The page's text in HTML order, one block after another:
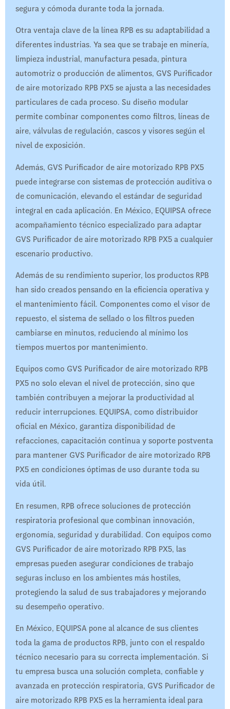
segura y cómoda durante toda la jornada.
Otra ventaja clave de la línea RPB es su adaptabilidad a
diferentes industrias. Ya sea que se trabaje en minería,
limpieza industrial, manufactura pesada, pintura
automotriz o producción de alimentos, GVS Purificador
de aire motorizado RPB PX5 se ajusta a las necesidades
particulares de cada proceso. Su diseño modular
permite combinar componentes como filtros, líneas de
aire, válvulas de regulación, cascos y visores según el
nivel de exposición.
Además, GVS Purificador de aire motorizado RPB PX5
puede integrarse con sistemas de protección auditiva o
de comunicación, elevando el estándar de seguridad
integral en cada aplicación. En México, EQUIPSA ofrece
acompañamiento técnico especializado para adaptar
GVS Purificador de aire motorizado RPB PX5 a cualquier
escenario productivo.
Además de su rendimiento superior, los productos RPB
han sido creados pensando en la eficiencia operativa y
el mantenimiento fácil. Componentes como el visor de
repuesto, el sistema de sellado o los filtros pueden
cambiarse en minutos, reduciendo al mínimo los
tiempos muertos por mantenimiento.
Equipos como GVS Purificador de aire motorizado RPB
PX5 no solo elevan el nivel de protección, sino que
también contribuyen a mejorar la productividad al
reducir interrupciones. EQUIPSA, como distribuidor
oficial en México, garantiza disponibilidad de
refacciones, capacitación continua y soporte postventa
para mantener GVS Purificador de aire motorizado RPB
PX5 en condiciones óptimas de uso durante toda su
vida útil.
En resumen, RPB ofrece soluciones de protección
respiratoria profesional que combinan innovación,
ergonomía, seguridad y durabilidad. Con equipos como
GVS Purificador de aire motorizado RPB PX5, las
empresas pueden asegurar condiciones de trabajo
seguras incluso en los ambientes más hostiles,
protegiendo la salud de sus trabajadores y mejorando
su desempeño operativo.
En México, EQUIPSA pone al alcance de sus clientes
toda la gama de productos RPB, junto con el respaldo
técnico necesario para su correcta implementación. Si
tu empresa busca una solución completa, confiable y
avanzada en protección respiratoria, GVS Purificador de
aire motorizado RPB PX5 es la herramienta ideal para